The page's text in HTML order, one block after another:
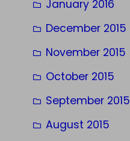
January 2016
December 2015
November 2015
October 2015
September 2015
August 2015